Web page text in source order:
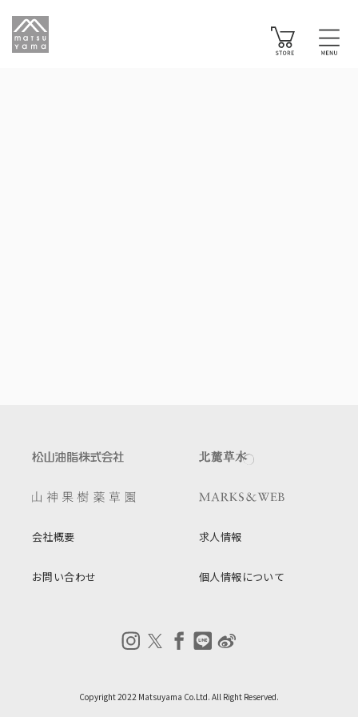
会社概要 求人情報
お問い合わせ 個人情報について
Copyright 2022 Matsuyama Co.Ltd. All Right Reserved.